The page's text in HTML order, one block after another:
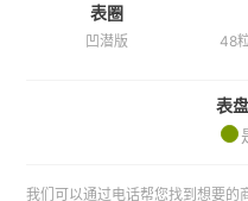
表圈
凹潜版 48
表
我们可以通过电话帮您找到想要